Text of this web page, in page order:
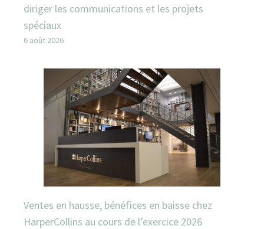
diriger les communications et les projets
spéciaux
6 août 2026
Ventes en hausse, bénéfices en baisse chez
HarperCollins au cours de l’exercice 2026